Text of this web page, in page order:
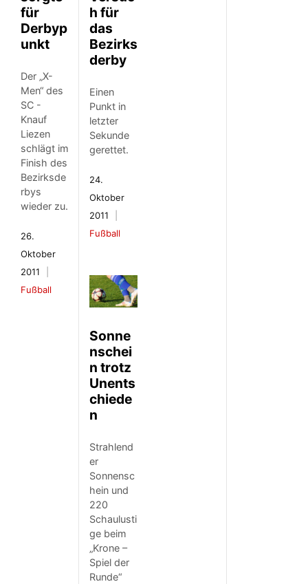
für
Derbyp
unkt
Der „X-
Men“ des
SC -
Knauf
Liezen
schlägt im
Finish des
Bezirksde
rbys
wieder zu.
26.
Oktober
2011
Fußball
h für
das
Bezirks
derby
Einen
Punkt in
letzter
Sekunde
gerettet.
24.
Oktober
2011
Fußball
Sonne
nschei
n trotz
Unents
chiede
n
Strahlend
er
Sonnensc
hein und
220
Schaulusti
ge beim
„Krone –
Spiel der
Runde“